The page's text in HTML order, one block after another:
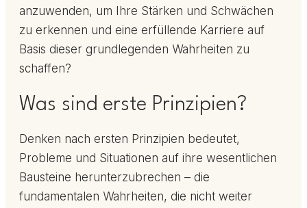
anzuwenden, um Ihre Stärken und Schwächen
zu erkennen und eine erfüllende Karriere auf
Basis dieser grundlegenden Wahrheiten zu
schaffen?
Was sind erste Prinzipien?
Denken nach ersten Prinzipien bedeutet,
Probleme und Situationen auf ihre wesentlichen
Bausteine herunterzubrechen – die
fundamentalen Wahrheiten, die nicht weiter